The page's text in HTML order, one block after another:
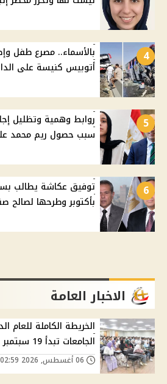
4
أتوبيس كنيسة على
5
روابط وهمية وتظليل
سبب حصول ريم محمد على 4% بالثانوية
6
بأكتوبر وطرحها لصالح
الاخبار العامة
الجامعات تبدأ 19 سبتمبر والمدارس 12 سبتمبر